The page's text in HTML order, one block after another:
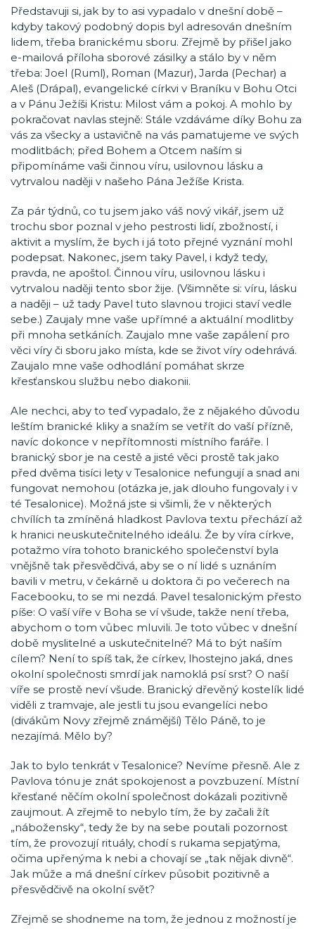
Představuji si, jak by to asi vypadalo v dnešní době –
kdyby takový podobný dopis byl adresován dnešním
lidem, třeba branickému sboru. Zřejmě by přišel jako
e-mailová příloha sborové zásilky a stálo by v něm
třeba: Joel (Ruml), Roman (Mazur), Jarda (Pechar) a
Aleš (Drápal), evangelické církvi v Braníku v Bohu Otci
a v Pánu Ježíši Kristu: Milost vám a pokoj. A mohlo by
pokračovat navlas stejně: Stále vzdáváme díky Bohu za
vás za všecky a ustavičně na vás pamatujeme ve svých
modlitbách; před Bohem a Otcem naším si
připomínáme vaši činnou víru, usilovnou lásku a
vytrvalou naději v našeho Pána Ježíše Krista.
Za pár týdnů, co tu jsem jako váš nový vikář, jsem už
trochu sbor poznal v jeho pestrosti lidí, zbožností, i
aktivit a myslím, že bych i já toto přejné vyznání mohl
podepsat. Nakonec, jsem taky Pavel, i když tedy,
pravda, ne apoštol. Činnou víru, usilovnou lásku i
vytrvalou naději tento sbor žije. (Všimněte si: víru, lásku
a naději – už tady Pavel tuto slavnou trojici staví vedle
sebe.) Zaujaly mne vaše upřímné a aktuální modlitby
při mnoha setkáních. Zaujalo mne vaše zapálení pro
věci víry či sboru jako místa, kde se život víry odehrává.
Zaujalo mne vaše odhodlání pomáhat skrze
křesťanskou službu nebo diakonii.
Ale nechci, aby to teď vypadalo, že z nějakého důvodu
leštím branické kliky a snažím se vetřít do vaší přízně,
navíc dokonce v nepřítomnosti místního faráře. I
branický sbor je na cestě a jisté věci prostě tak jako
před dvěma tisíci lety v Tesalonice nefungují a snad ani
fungovat nemohou (otázka je, jak dlouho fungovaly i v
té Tesalonice). Možná jste si všimli, že v některých
chvílích ta zmíněná hladkost Pavlova textu přechází až
k hranici neuskutečnitelného ideálu. Že by víra církve,
potažmo víra tohoto branického společenství byla
vnějšně tak přesvědčivá, aby se o ní lidé s uznáním
bavili v metru, v čekárně u doktora či po večerech na
Facebooku, to se mi nezdá. Pavel tesalonickým přesto
píše: O vaší víře v Boha se ví všude, takže není třeba,
abychom o tom vůbec mluvili. Je toto vůbec v dnešní
době myslitelné a uskutečnitelné? Má to být naším
cílem? Není to spíš tak, že církev, lhostejno jaká, dnes
okolní společnosti smrdí jak namoklá psí srst? O naší
víře se prostě neví všude. Branický dřevěný kostelík lidé
viděli z tramvaje, ale jestli tu jsou evangelíci nebo
(divákům Novy zřejmě známější) Tělo Páně, to je
nezajímá. Mělo by?
Jak to bylo tenkrát v Tesalonice? Nevíme přesně. Ale z
Pavlova tónu je znát spokojenost a povzbuzení. Místní
křesťané něčím okolní společnost dokázali pozitivně
zaujmout. A zřejmě to nebylo tím, že by začali žít
„nábožensky“, tedy že by na sebe poutali pozornost
tím, že provozují rituály, chodí s rukama sepjatýma,
očima upřenýma k nebi a chovají se „tak nějak divně“.
Jak může a má dnešní církev působit pozitivně a
přesvědčivě na okolní svět?
Zřejmě se shodneme na tom, že jednou z možností je